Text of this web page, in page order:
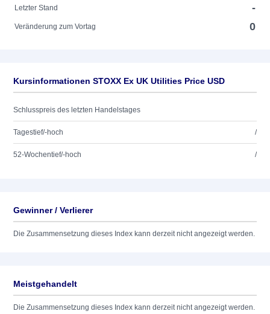
Letzter Stand
-
Veränderung zum Vortag 0
Kursinformationen STOXX Ex UK Utilities Price USD
Schlusspreis des letzten Handelstages
Tagestief/-hoch /
52-Wochentief/-hoch /
Gewinner / Verlierer
Die Zusammensetzung dieses Index kann derzeit nicht angezeigt werden.
Meistgehandelt
Die Zusammensetzung dieses Index kann derzeit nicht angezeigt werden.